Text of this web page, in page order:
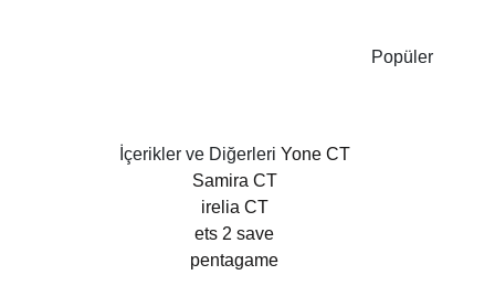
Popüler
İçerikler ve Diğerleri Yone CT
Samira CT
irelia CT
ets 2 save
pentagame